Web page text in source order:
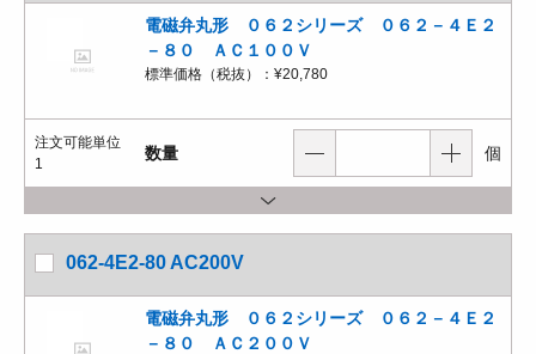
電磁弁丸形 ０６２シリーズ ０６２－４Ｅ２
－８０ ＡＣ１００Ｖ
標準価格（税抜）： ¥20,780
注文可能単位
1
数量 個
062-4E2-80 AC200V
電磁弁丸形 ０６２シリーズ ０６２－４Ｅ２
－８０ ＡＣ２００Ｖ